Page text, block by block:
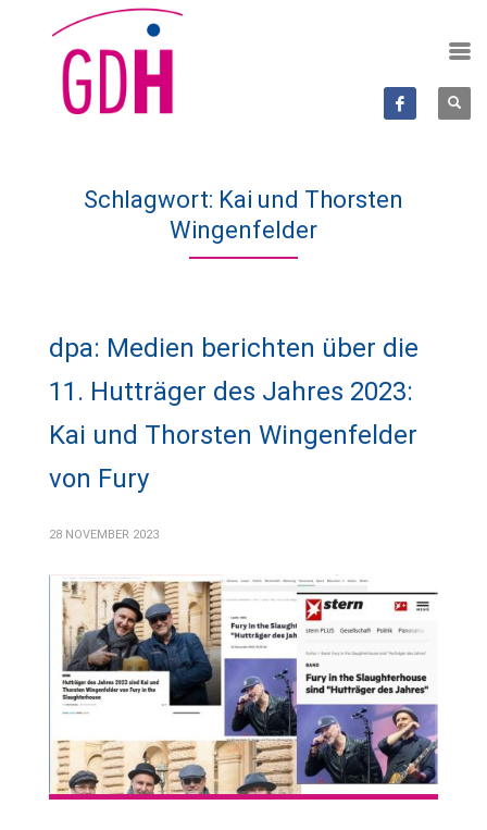
Schlagwort: Kai und Thorsten
Wingenfelder
dpa: Medien berichten über die
11. Hutträger des Jahres 2023:
Kai und Thorsten Wingenfelder
von Fury
28 NOVEMBER 2023